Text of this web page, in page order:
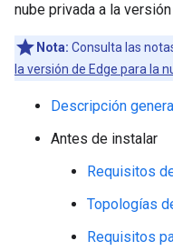
nube privada a la versión
Nota: Consulta las
la versión de Edge para la
Descripción
Antes de instalar
Requisitos
Topologías
Requisitos